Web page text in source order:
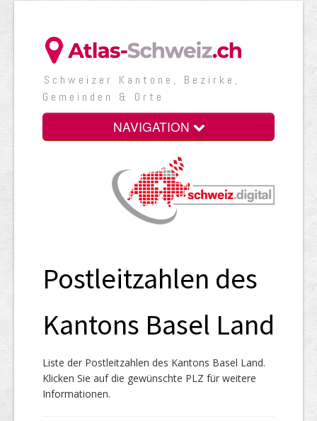
Schweizer Kantone, Bezirke,
Gemeinden & Orte
NAVIGATION
Postleitzahlen des
Kantons Basel Land
Liste der Postleitzahlen des Kantons Basel Land.
Klicken Sie auf die gewünschte PLZ für weitere
Informationen.